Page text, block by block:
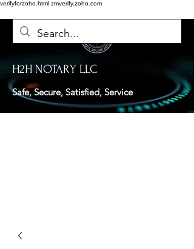
verifyforzoho.html zmverify.zoho.com
H2H NOTARY LLC
Safe, Secure, Satisfied, Service